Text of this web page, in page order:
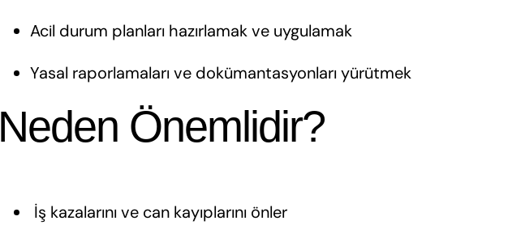
Acil durum planları hazırlamak ve uygulamak
Yasal raporlamaları ve dokümantasyonları yürütmek
Neden Önemlidir?
️ İş kazalarını ve can kayıplarını önler